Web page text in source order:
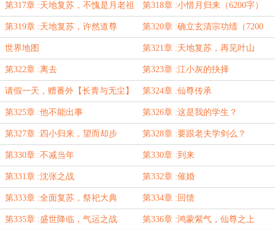
第317章 :天地复苏，不愧是月老祖
（5000字）
第318章 :小惜月归来（6200字）
第319章 :天地复苏，许然道尊
（5400字）
第320章 :确立玄清宗功绩（7200
字）
世界地图 第321章 :天地复苏，再见叶山
第322章 :离去 第323章 :江小灰的抉择
请假一天，赠番外【长青与无尘】 第324章 :仙尊传承
第325章 :他不能出事 第326章 :这是我的学生？
第327章 :四小归来，望而却步 第328章 :要跟老夫学剑么？
第330章 :不减当年 第330章 :到来
第331章 :沈张之战 第332章 :催婚
第333章 :全面复苏，祭祀大典 第334章 :回馈
第335章 :盛世降临，气运之战 第336章 :鸿蒙紫气，仙尊之上